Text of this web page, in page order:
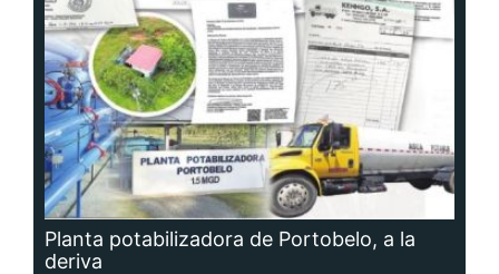
Planta potabilizadora de Portobelo, a la
deriva